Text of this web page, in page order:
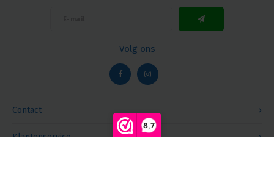
8,7
Contact
Volg ons
Klantenservice